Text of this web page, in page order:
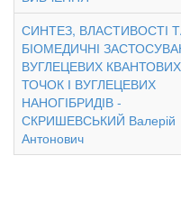
СИНТЕЗ, ВЛАСТИВОСТІ
БІОМЕДИЧНІ
ВУГЛЕЦЕВИХ КВАНТОВИХ
ТОЧОК І ВУГЛЕЦЕВИХ
НАНОГІБРИДІВ -
СКРИШЕВСЬКИЙ Валерій
Антонович